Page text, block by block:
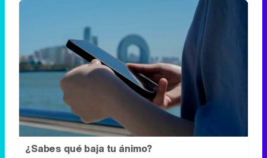
¿Sabes qué baja tu ánimo?